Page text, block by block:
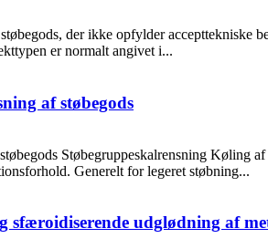
der ikke opfylder accepttekniske
er normalt angivet i...
af støbegods
Støbegruppeskalrensning Køling
Generelt for legeret støbning...
udglødning af